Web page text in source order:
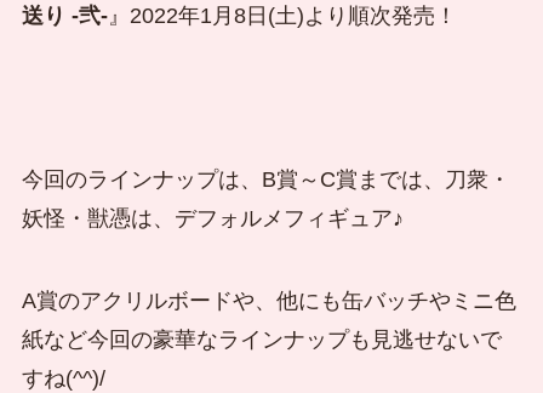
送り -弐-』2022年1月8日(土)より順次発売！
今回のラインナップは、B賞～C賞までは、刀衆・
妖怪・獣憑は、デフォルメフィギュア♪
A賞のアクリルボードや、他にも缶バッチやミニ色
紙など今回の豪華なラインナップも見逃せないで
すね(^^)/